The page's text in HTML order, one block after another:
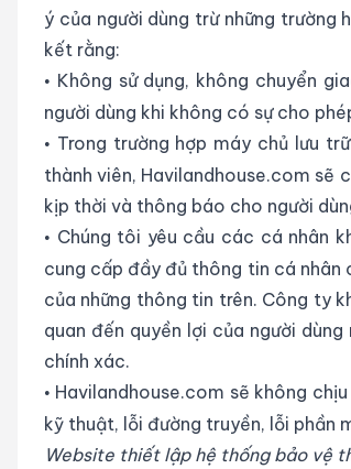
ý của người dùng trừ những
kết rằng:
• Không sử dụng, không chuyển
người dùng khi không có sự cho
• Trong trường hợp máy chủ lưu
thành viên, Havilandhouse.com sẽ
kịp thời và thông báo cho người
• Chúng tôi yêu cầu các cá nhân
cung cấp đầy đủ thông tin cá nhân
của những thông tin trên. Công ty
quan đến quyền lợi của người
chính xác.
• Havilandhouse.com sẽ không
kỹ thuật, lỗi đường truyền, lỗi phần
Website thiết lập hệ thống bảo vệ